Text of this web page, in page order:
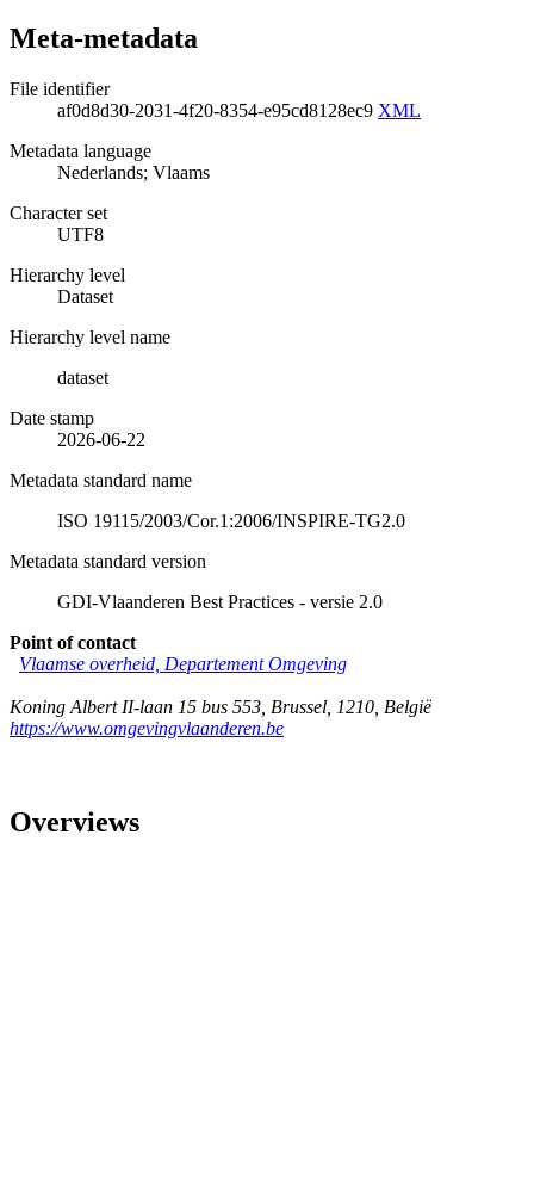
Meta-metadata
File identifier
af0d8d30-2031-4f20-8354-e95cd8128ec9 XML
Metadata language
Nederlands; Vlaams
Character set
UTF8
Hierarchy level
Dataset
Hierarchy level name
dataset
Date stamp
2026-06-22
Metadata standard name
ISO 19115/2003/Cor.1:2006/INSPIRE-TG2.0
Metadata standard version
GDI-Vlaanderen Best Practices - versie 2.0
Point of contact
Vlaamse overheid, Departement Omgeving
Koning Albert II-laan 15 bus 553 Brussel 1210 België
https://www.omgevingvlaanderen.be
Overviews